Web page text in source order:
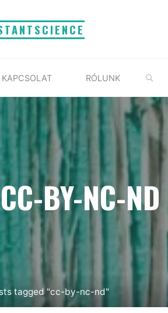
KAPCSOLAT RÓLUNK
BY-NC-ND
tagged "cc-by-nc-nd"